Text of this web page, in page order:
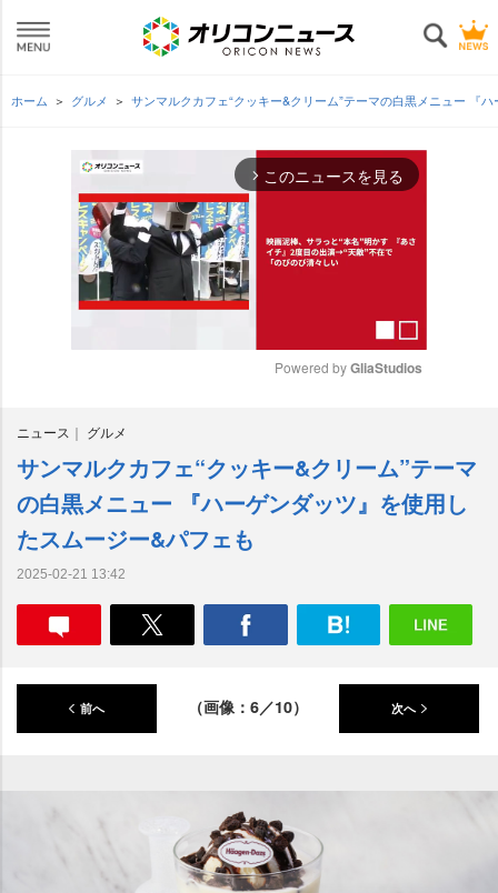
ホーム グルメ サンマルクカフェ“クッキー&クリーム”テーマの白黒メニュー 『
arrow_forward_ios このニュースを見る
Powered by GliaStudios
ニュース グルメ
サンマルクカフェ“クッキー&クリーム”テーマ
の白黒メニュー 『ハーゲンダッツ』を使用し
たスムージー&パフェも
2025-02-21 13:42
前へ （画像：6／10） 次へ